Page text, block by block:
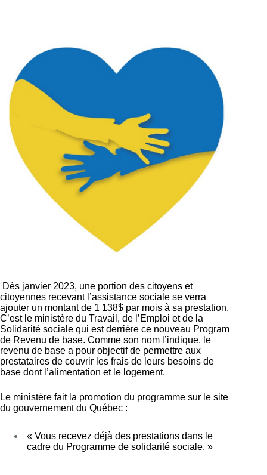
Dès janvier 2023, une portion des citoyens et
citoyennes recevant l’assistance sociale se verra
ajouter un montant de 1 138$ par mois à sa prestation.
C’est le ministère du Travail, de l’Emploi et de la
Solidarité sociale qui est derrière ce nouveau Program
de Revenu de base. Comme son nom l’indique, le
revenu de base a pour objectif de permettre aux
prestataires de couvrir les frais de leurs besoins de
base dont l’alimentation et le logement.
Le ministère fait la promotion du programme sur le site
du gouvernement du Québec :
« Vous recevez déjà des prestations dans le
cadre du Programme de solidarité sociale. »